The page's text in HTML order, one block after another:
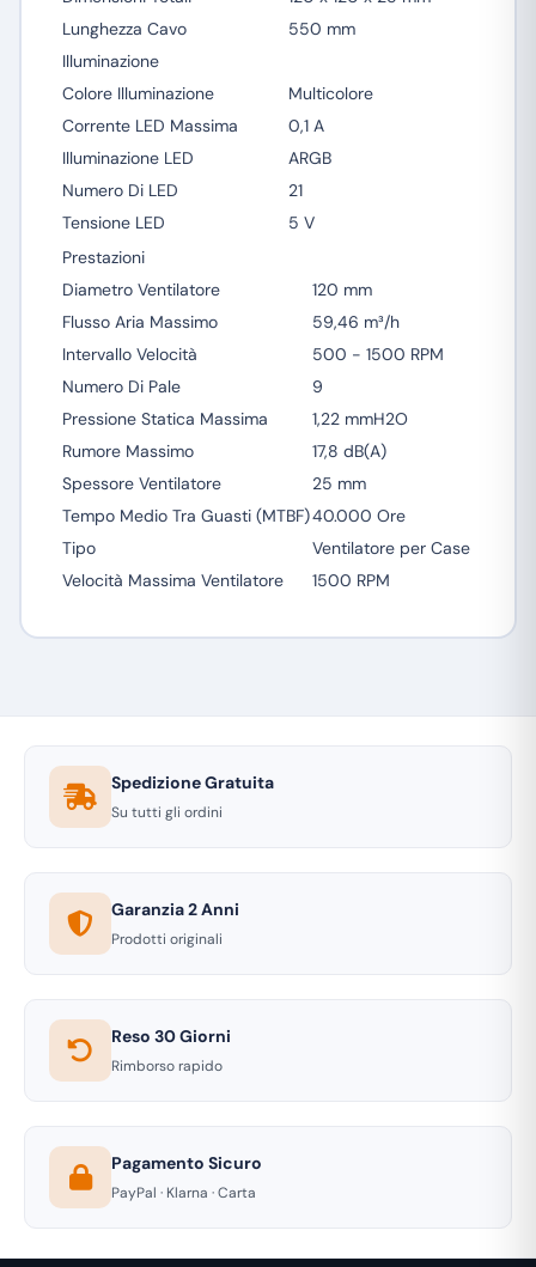
Lunghezza Cavo
550 mm
Illuminazione
Colore Illuminazione
Multicolore
Corrente LED Massima
0,1 A
Illuminazione LED
ARGB
Numero Di LED
21
Tensione LED
5 V
Prestazioni
Diametro Ventilatore
120 mm
Flusso Aria Massimo
59,46 m³/h
Intervallo Velocità
500 - 1500 RPM
Numero Di Pale
9
Pressione Statica Massima
1,22 mmH2O
Rumore Massimo
17,8 dB(A)
Spessore Ventilatore
25 mm
Tempo Medio Tra Guasti (MTBF)40.000 Ore
Tipo
Ventilatore per Case
Velocità Massima Ventilatore
1500 RPM
Spedizione Gratuita
Su tutti gli ordini
Garanzia 2 Anni
Prodotti originali
Reso 30 Giorni
Rimborso rapido
Pagamento Sicuro
PayPal · Klarna · Carta